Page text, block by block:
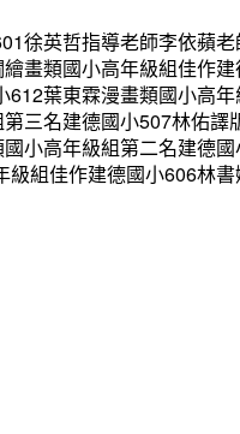
徐英哲指導老師李依蘋
畫類國小高年級組佳作
葉東霖漫畫類國小高
三名建德國小507林佑
小高年級組第二名建德
組佳作建德國小606林